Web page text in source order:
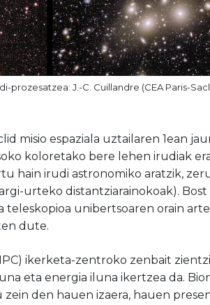
J.-C. Cuillandre (CEA Paris-
misio espaziala uztailaren 1ean
koloretako bere lehen irudiak
hain irudi astronomiko aratzik,
urteko distantziarainokoak).
teleskopioa unibertsoaren orain
dute.
ikerketa-zentroko zenbait
eta energia iluna ikertzea da.
den hauen izaera, hauen